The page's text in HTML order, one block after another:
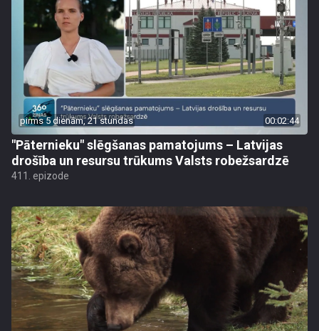
pirms 5 dienām, 21 stundas 00:02:44
"Pāternieku" slēgšanas pamatojums – Latvijas
drošība un resursu trūkums Valsts robežsardzē
411. epizode